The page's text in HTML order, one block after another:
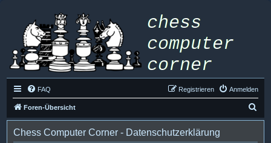
FAQ Anmelden
Registrieren
Foren-Übersicht
u
Chess Computer Corner - Datenschutzerklärung